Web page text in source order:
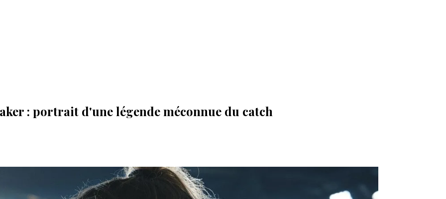
: portrait d'une légende méconnue du catch